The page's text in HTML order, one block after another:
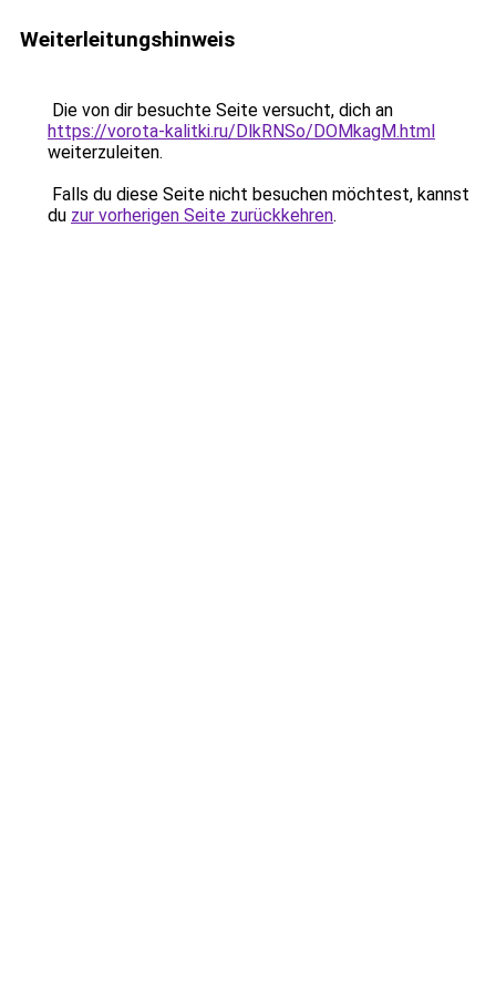
Weiterleitungshinweis
Die von dir besuchte Seite versucht, dich an
https://vorota-kalitki.ru/DlkRNSo/DOMkagM.html
weiterzuleiten.
Falls du diese Seite nicht besuchen möchtest, kannst
du zur vorherigen Seite zurückkehren.